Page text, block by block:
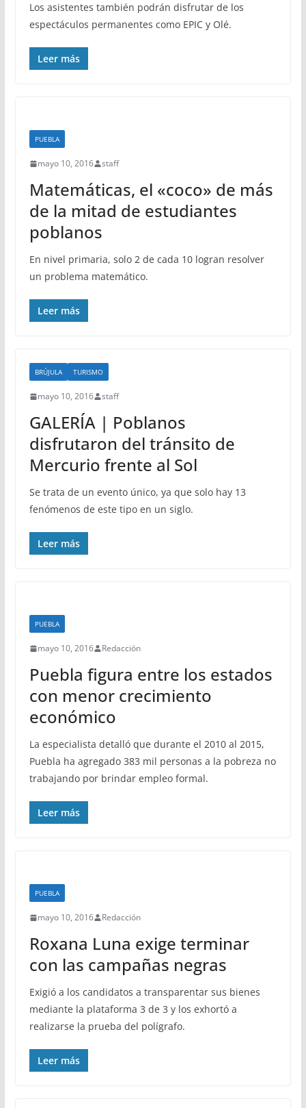
Los asistentes también podrán disfrutar de los
espectáculos permanentes como EPIC y Olé.
Leer más
PUEBLA
mayo 10, 2016 staff
Matemáticas, el «coco» de más
de la mitad de estudiantes
poblanos
En nivel primaria, solo 2 de cada 10 logran resolver
un problema matemático.
Leer más
BRÚJULA TURISMO
mayo 10, 2016 staff
GALERÍA | Poblanos
disfrutaron del tránsito de
Mercurio frente al Sol
Se trata de un evento único, ya que solo hay 13
fenómenos de este tipo en un siglo.
Leer más
PUEBLA
mayo 10, 2016 Redacción
Puebla figura entre los estados
con menor crecimiento
económico
La especialista detalló que durante el 2010 al 2015,
Puebla ha agregado 383 mil personas a la pobreza no
trabajando por brindar empleo formal.
Leer más
PUEBLA
mayo 10, 2016 Redacción
Roxana Luna exige terminar
con las campañas negras
Exigió a los candidatos a transparentar sus bienes
mediante la plataforma 3 de 3 y los exhortó a
realizarse la prueba del polígrafo.
Leer más